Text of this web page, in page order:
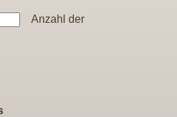
Anzahl der